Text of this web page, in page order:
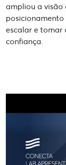
ampliou a visão
escalar e tomar
confiança.